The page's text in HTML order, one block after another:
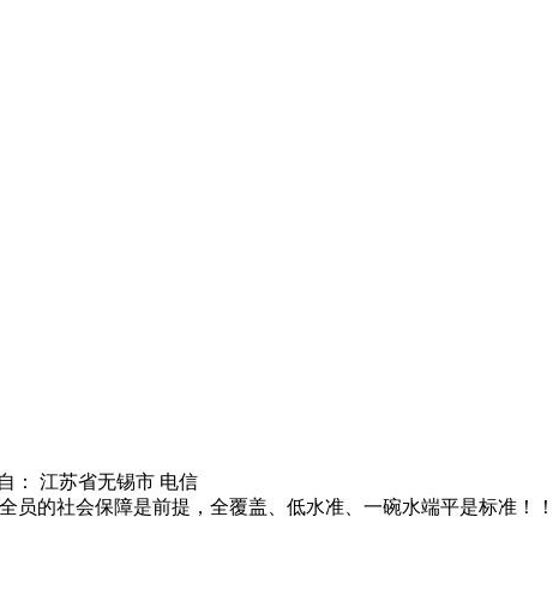
： 江苏省无锡市 电信
员的社会保障是前提，全覆盖、低水准、一碗水端平是标准！